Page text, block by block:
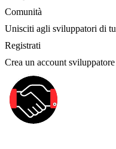
Comunità
Unisciti agli sviluppatori di
Registrati
Crea un account